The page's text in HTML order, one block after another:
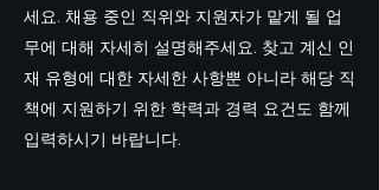
세요. 채용 중인 직위와 지원자가 맡게 될 업
무에 대해 자세히 설명해주세요. 찾고 계신 인
재 유형에 대한 자세한 사항뿐 아니라 해당 직
책에 지원하기 위한 학력과 경력 요건도 함께
입력하시기 바랍니다.